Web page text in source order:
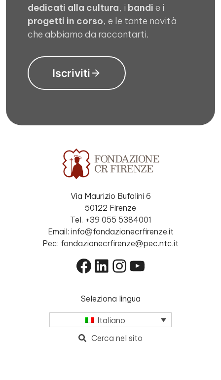
dedicati alla cultura, i bandi e i
progetti in corso, e le tante novità
che abbiamo da raccontarti.
Iscriviti
Via Maurizio Bufalini 6
50122 Firenze
Tel. +39 055 5384001
Email: info@fondazionecrfirenze.it
Pec: fondazionecrfirenze@pec.ntc.it
Facebook
LinkedIn
Instagram
YouTube
Seleziona lingua
Italiano
Cerca nel sito